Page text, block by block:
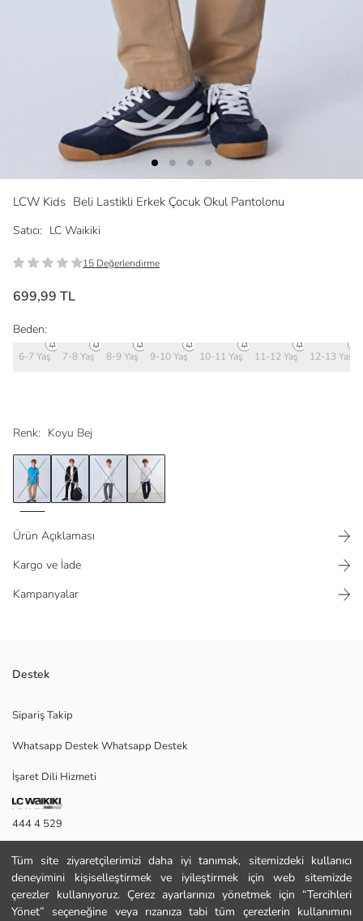
Tüm site ziyaretçilerimizi daha iyi tanımak, sitemizdeki kullanıcı
deneyimini kişiselleştirmek ve iyileştirmek için web sitemizde
çerezler kullanıyoruz. Çerez ayarlarınızı yönetmek için “Tercihleri
Yönet” seçeneğine veya rızanıza tabi tüm çerezlerin kullanımını
LCW Kids Beli Lastikli Erkek Çocuk Okul Pantolonu
Satıcı: LC Waikiki
15 Değerlendirme
699,99 TL
Renk: Koyu Bej
Beden:
6-7 Yaş 7-8 Yaş 8-9 Yaş 9-10 Yaş 10-11 Yaş 11-12 Yaş 12-13 Yaş
Ürün Açıklaması
Kargo ve İade
Kampanyalar
Gabardin kumaştan üretilen pantolon, yüksek dayanıklılık ve nefes
günlerde şık bir tercih olacaktır.
Ana Kumaş:
Menşei:
Satıcı:
Marka:
Cinsiyet:
Kalıp:
Kumaş:
Destek
Sipariş Takip
Whatsapp Destek Whatsapp Destek
İşaret Dili Hizmeti
444 4 529
İletişim Formu
444 4 529